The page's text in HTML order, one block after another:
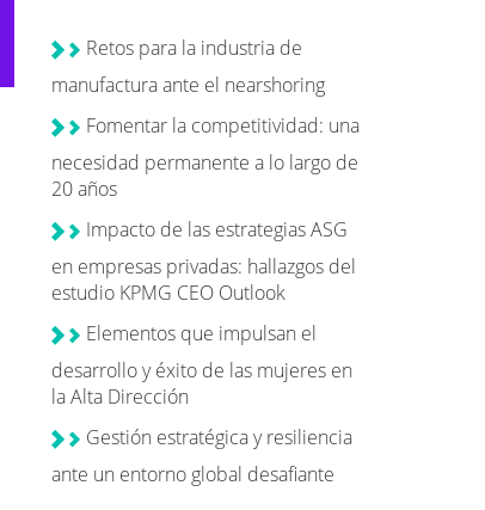
Retos para la industria de
manufactura ante el nearshoring
Fomentar la competitividad: una
necesidad permanente a lo largo de
20 años
Impacto de las estrategias ASG
en empresas privadas: hallazgos del
estudio KPMG CEO Outlook
Elementos que impulsan el
desarrollo y éxito de las mujeres en
la Alta Dirección
Gestión estratégica y resiliencia
ante un entorno global desafiante